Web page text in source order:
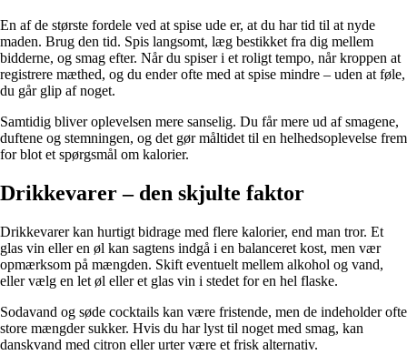
En af de største fordele ved at spise ude er, at du har tid til at nyde
maden. Brug den tid. Spis langsomt, læg bestikket fra dig mellem
bidderne, og smag efter. Når du spiser i et roligt tempo, når kroppen at
registrere mæthed, og du ender ofte med at spise mindre – uden at føle,
du går glip af noget.
Samtidig bliver oplevelsen mere sanselig. Du får mere ud af smagene,
duftene og stemningen, og det gør måltidet til en helhedsoplevelse frem
for blot et spørgsmål om kalorier.
Drikkevarer – den skjulte faktor
Drikkevarer kan hurtigt bidrage med flere kalorier, end man tror. Et
glas vin eller en øl kan sagtens indgå i en balanceret kost, men vær
opmærksom på mængden. Skift eventuelt mellem alkohol og vand,
eller vælg en let øl eller et glas vin i stedet for en hel flaske.
Sodavand og søde cocktails kan være fristende, men de indeholder ofte
store mængder sukker. Hvis du har lyst til noget med smag, kan
danskvand med citron eller urter være et frisk alternativ.